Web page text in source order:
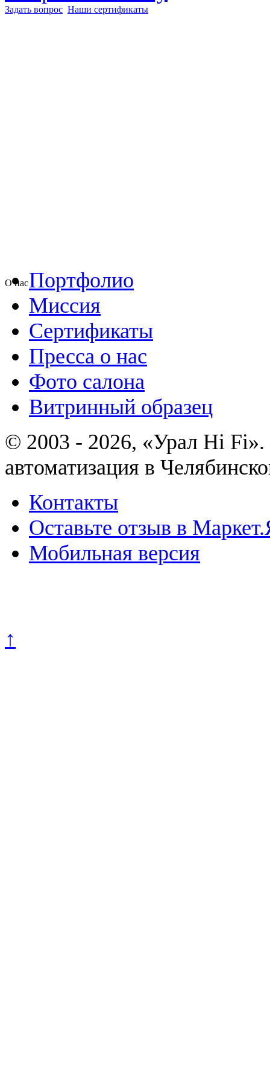
Задать вопрос Наши сертификаты
О насПортфолио
Миссия
Сертификаты
Пресса о нас
Фото салона
Витринный образец
© 2003 - 2026, «Урал Hi
автоматизация в
Контакты
Оставьте отзыв в
Мобильная версия
↑